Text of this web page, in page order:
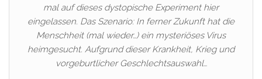
mal auf dieses dystopische Experiment hier
eingelassen. Das Szenario: In ferner Zukunft hat die
Menschheit (mal wieder…) ein mysteriöses Virus
heimgesucht. Aufgrund dieser Krankheit, Krieg und
vorgeburtlicher Geschlechtsauswahl…